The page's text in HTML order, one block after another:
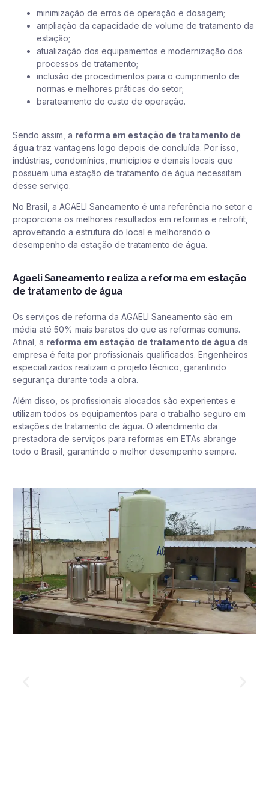
minimização de erros de operação e dosagem;
ampliação da capacidade de volume de tratamento da
estação;
atualização dos equipamentos e modernização dos
processos de tratamento;
inclusão de procedimentos para o cumprimento de
normas e melhores práticas do setor;
barateamento do custo de operação.
Sendo assim, a reforma em estação de tratamento de
água traz vantagens logo depois de concluída. Por isso,
indústrias, condomínios, municípios e demais locais que
possuem uma estação de tratamento de água necessitam
desse serviço.
No Brasil, a AGAELI Saneamento é uma referência no setor e
proporciona os melhores resultados em reformas e retrofit,
aproveitando a estrutura do local e melhorando o
desempenho da estação de tratamento de água.
Agaeli Saneamento realiza a reforma em estação
de tratamento de água
Os serviços de reforma da AGAELI Saneamento são em
média até 50% mais baratos do que as reformas comuns.
Afinal, a reforma em estação de tratamento de água da
empresa é feita por profissionais qualificados. Engenheiros
especializados realizam o projeto técnico, garantindo
segurança durante toda a obra.
Além disso, os profissionais alocados são experientes e
utilizam todos os equipamentos para o trabalho seguro em
estações de tratamento de água. O atendimento da
prestadora de serviços para reformas em ETAs abrange
todo o Brasil, garantindo o melhor desempenho sempre.